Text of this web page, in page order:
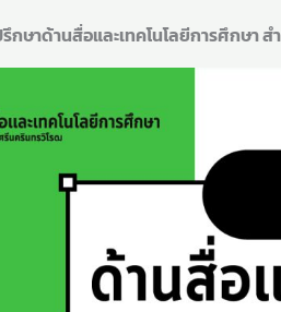
กษาด้านสื่อและเทคโนโลยีการศึกษา